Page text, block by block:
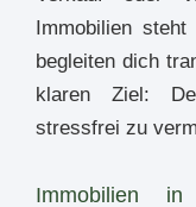
Immobilien
begleiten dich
klaren Ziel:
stressfrei zu
Immobilien